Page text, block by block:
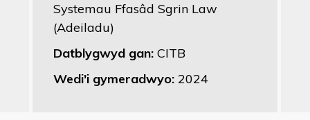
Systemau Ffasâd Sgrin Law
(Adeiladu)
Datblygwyd gan: CITB
Wedi'i gymeradwyo: 2024